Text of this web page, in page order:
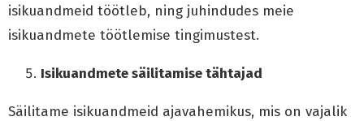
isikuandmeid töötleb, ning juhindudes meie
isikuandmete töötlemise tingimustest.
Isikuandmete säilitamise tähtajad
Säilitame isikuandmeid ajavahemikus, mis on vajalik